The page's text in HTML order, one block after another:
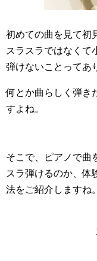
初めての曲を見て初
スラスラではなくて
弾けないことってあ
何とか曲らしく弾き
すよね。
そこで、ピアノで曲
スラ弾けるのか、体
法をご紹介しますね。